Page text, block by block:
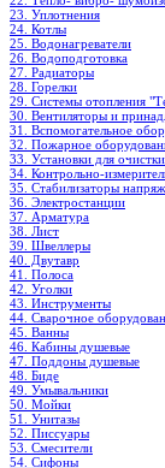
23. Уплотнения
24. Котлы
25. Водонагреватели
26. Водоподготовка
27. Радиаторы
28. Горелки
29. Системы отопления
30. Вентиляторы и
31. Вспомогательное
32. Пожарное
33. Установки для
34. Контрольно-
35. Стабилизаторы
36. Электростанции
37. Арматура
38. Лист
39. Швеллеры
40. Двутавр
41. Полоса
42. Уголки
43. Инструменты
44. Сварочное
45. Ванны
46. Кабины душевые
47. Поддоны душевые
48. Биде
49. Умывальники
50. Мойки
51. Унитазы
52. Писсуары
53. Смесители
54. Сифоны